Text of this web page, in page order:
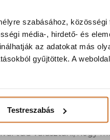
szabásához,
média-, hirdető- és
az adatokat más
gyűjtöttek. A
Testreszabás
kapcsolhatók a
de ez igény szerint
az előtt és után,
így kevesebben
tud választani, hogy